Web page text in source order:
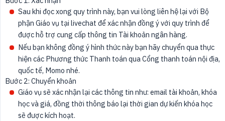
Sau khi đọc xong quy trình này, bạn vui lòng liên hệ lại với Bộ
phận Giáo vụ tại livechat để xác nhận đồng ý với quy trình để
được hỗ trợ cung cấp thông tin Tài khoản ngân hàng.
Nếu bạn không đồng ý hình thức này bạn hãy chuyển qua thực
hiện các Phương thức Thanh toán qua Cổng thanh toán nội địa,
quốc tế, Momo nhé.
Bước 2: Chuyển khoản
Giáo vụ sẽ xác nhận lại các thông tin như: email tài khoản, khóa
học và giá, đồng thời thông báo lại thời gian dự kiến khóa học
sẽ được kích hoạt.